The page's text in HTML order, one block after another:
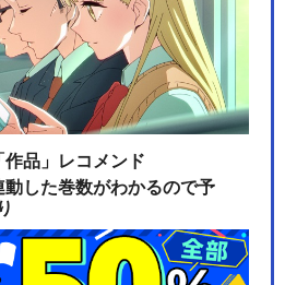
品」レコメンド
した巻数がわかるので予